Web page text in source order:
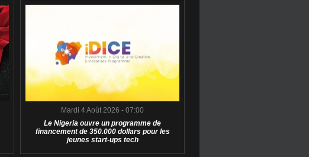
Mardi 4 Août 2026 - 07:00
Le Nigeria ouvre un programme de
financement de 350.000 dollars pour les
jeunes start-ups tech